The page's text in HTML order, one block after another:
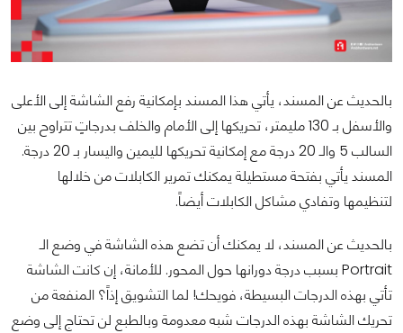
بالحديث عن المسند، يأتي هذا المسند بإمكانية رفع الشاشة إلى الأعلى
والأسفل بـ 130 مليمتر، تحريكها إلى الأمام والخلف بدرجاتٍ تتراوح بين
السالب 5 والـ 20 درجة مع إمكانية تحريكها لليمين واليسار بـ 20 درجة.
المسند يأتي بفتحة مستطيلة يمكنك تمرير الكابلات من خلالها
لتنظيمها وتفادي مشاكل الكابلات أيضاً.
بالحديث عن المسند، لا يمكنك أن تضع هذه الشاشة في وضع الـ
Portrait بسبب درجة دورانها حول المحور. للأمانة، إن كانت الشاشة
تأتي بهذه الدرجات البسيطة، فويحك! لما التشويق إذاً؟ المنفعة من
تحريك الشاشة بهذه الدرجات شبه معدومة وبالطبع لن تحتاج إلى وضع